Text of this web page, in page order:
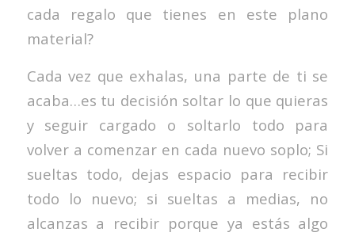
cada regalo que tienes en este plano
material?
Cada vez que exhalas, una parte de ti se
acaba…es tu decisión soltar lo que quieras
y seguir cargado o soltarlo todo para
volver a comenzar en cada nuevo soplo; Si
sueltas todo, dejas espacio para recibir
todo lo nuevo; si sueltas a medias, no
alcanzas a recibir porque ya estás algo